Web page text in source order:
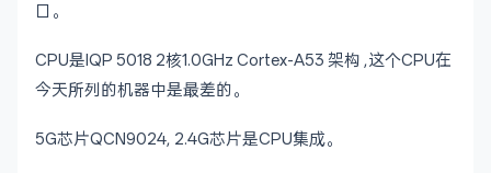
口。
CPU是IQP 5018 2核1.0GHz Cortex-A53 架构 ,这个CPU在
今天所列的机器中是最差的。
5G芯片QCN9024, 2.4G芯片是CPU集成。